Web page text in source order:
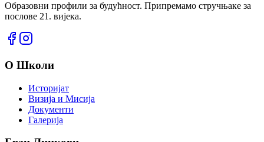
Образовни профили за будућност. Припремамо стручњаке за
послове 21. вијека.
О Школи
Историјат
Визија и Мисија
Документи
Галерија